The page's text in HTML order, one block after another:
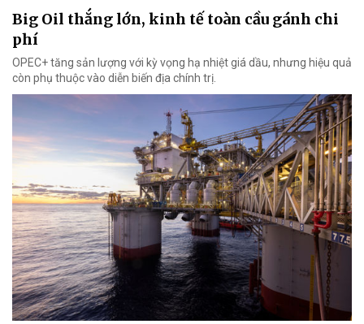
Big Oil thắng lớn, kinh tế toàn cầu gánh chi
phí
OPEC+ tăng sản lượng với kỳ vọng hạ nhiệt giá dầu, nhưng hiệu quả
còn phụ thuộc vào diễn biến địa chính trị.